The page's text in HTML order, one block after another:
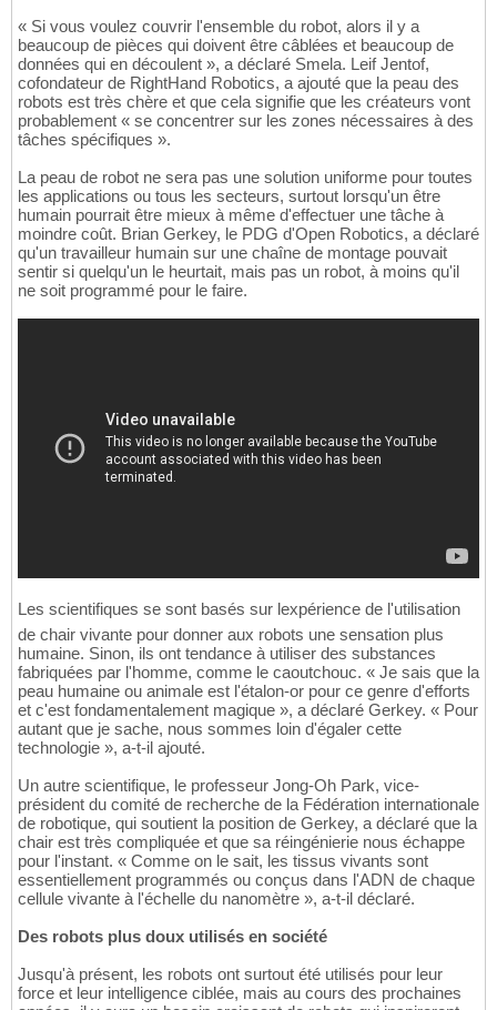
« Si vous voulez couvrir l'ensemble du robot, alors il y a
beaucoup de pièces qui doivent être câblées et beaucoup de
données qui en découlent », a déclaré Smela. Leif Jentof,
cofondateur de RightHand Robotics, a ajouté que la peau des
robots est très chère et que cela signifie que les créateurs vont
probablement « se concentrer sur les zones nécessaires à des
tâches spécifiques ».
La peau de robot ne sera pas une solution uniforme pour toutes
les applications ou tous les secteurs, surtout lorsqu'un être
humain pourrait être mieux à même d'effectuer une tâche à
moindre coût. Brian Gerkey, le PDG d'Open Robotics, a déclaré
qu'un travailleur humain sur une chaîne de montage pouvait
sentir si quelqu'un le heurtait, mais pas un robot, à moins qu'il
ne soit programmé pour le faire.
Les scientifiques se sont basés sur lexpérience de l'utilisation
de chair vivante pour donner aux robots une sensation plus
humaine. Sinon, ils ont tendance à utiliser des substances
fabriquées par l'homme, comme le caoutchouc. « Je sais que la
peau humaine ou animale est l'étalon-or pour ce genre d'efforts
et c'est fondamentalement magique », a déclaré Gerkey. « Pour
autant que je sache, nous sommes loin d'égaler cette
technologie », a-t-il ajouté.
Un autre scientifique, le professeur Jong-Oh Park, vice-
président du comité de recherche de la Fédération internationale
de robotique, qui soutient la position de Gerkey, a déclaré que la
chair est très compliquée et que sa réingénierie nous échappe
pour l'instant. « Comme on le sait, les tissus vivants sont
essentiellement programmés ou conçus dans l'ADN de chaque
cellule vivante à l'échelle du nanomètre », a-t-il déclaré.
Des robots plus doux utilisés en société
Jusqu'à présent, les robots ont surtout été utilisés pour leur
force et leur intelligence ciblée, mais au cours des prochaines